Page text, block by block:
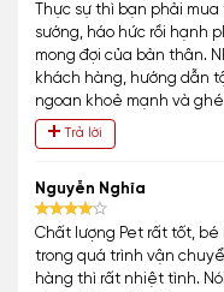
Thực sự thì bạn phải
sướng, háo hức rồi hạnh
mong đợi của bản thân.
khách hàng, hướng dẫn
ngoan khoẻ mạnh và
Trả lời
Nguyễn Nghĩa
Chất lượng Pet rất tốt,
trong quá trình vận
hàng thì rất nhiệt tình.